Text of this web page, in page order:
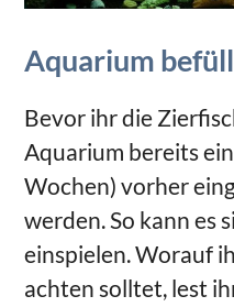
Aquarium
Bevor ihr die
Aquarium bereits
Wochen) vorher
werden. So kann es
einspielen. Worauf
achten solltet, lest